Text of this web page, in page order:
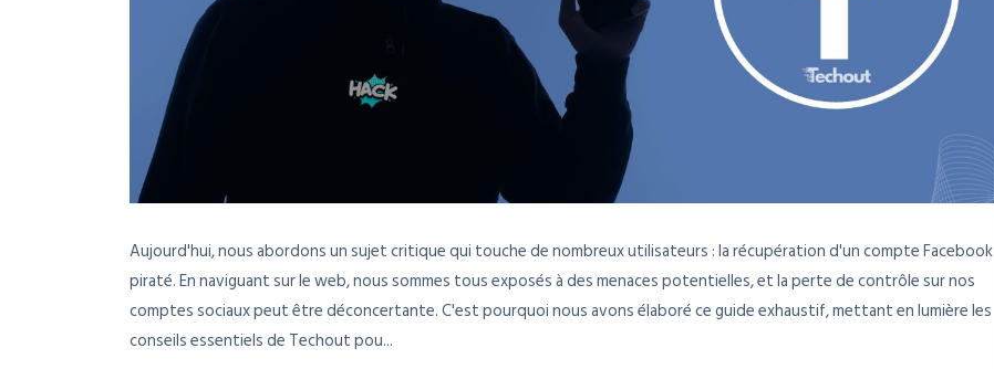
Aujourd'hui, nous abordons un sujet critique qui touche de nombreux utilisateurs : la récupération d'un compte Facebook
piraté. En naviguant sur le web, nous sommes tous exposés à des menaces potentielles, et la perte de contrôle sur nos
comptes sociaux peut être déconcertante. C'est pourquoi nous avons élaboré ce guide exhaustif, mettant en lumière les
conseils essentiels de Techout pou...